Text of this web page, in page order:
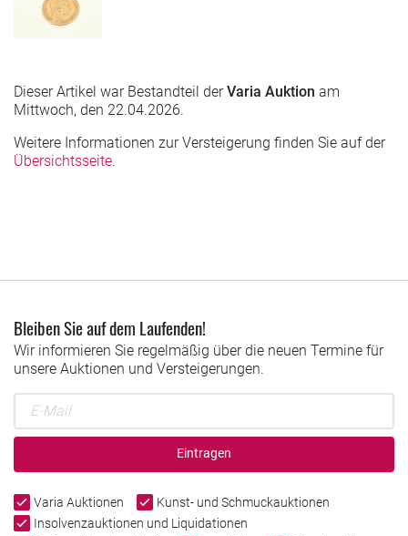
Dieser Artikel war Bestandteil derVaria Auktion am
Mittwoch, den 22.04.2026.
Weitere Informationen zur Versteigerung finden Sie auf der
Übersichtsseite.
Bleiben Sie auf dem Laufenden!
Wir informieren Sie regelmäßig über die neuen Termine für
unsere Auktionen und Versteigerungen.
Eintragen
Varia Auktionen
Kunst- und Schmuckauktionen
Insolvenzauktionen und Liquidationen